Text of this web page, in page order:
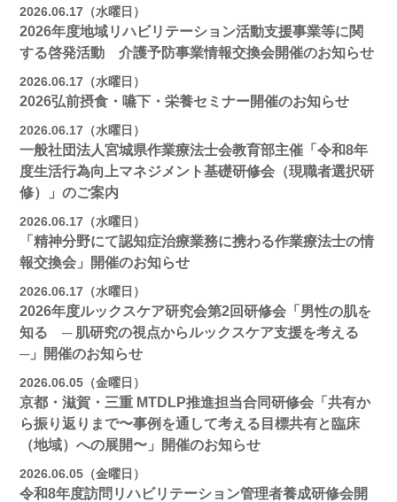
2026.06.17（水曜日）
2026年度地域リハビリテーション活動支援事業等に関
する啓発活動 介護予防事業情報交換会開催のお知らせ
2026.06.17（水曜日）
2026弘前摂食・嚥下・栄養セミナー開催のお知らせ
2026.06.17（水曜日）
一般社団法人宮城県作業療法士会教育部主催「令和8年
度生活行為向上マネジメント基礎研修会（現職者選択研
修）」のご案内
2026.06.17（水曜日）
「精神分野にて認知症治療業務に携わる作業療法士の情
報交換会」開催のお知らせ
2026.06.17（水曜日）
2026年度ルックスケア研究会第2回研修会「男性の肌を
知る ─ 肌研究の視点からルックスケア支援を考える
─」開催のお知らせ
2026.06.05（金曜日）
京都・滋賀・三重 MTDLP推進担当合同研修会「共有か
ら振り返りまで〜事例を通して考える目標共有と臨床
（地域）への展開〜」開催のお知らせ
2026.06.05（金曜日）
令和8年度訪問リハビリテーション管理者養成研修会開